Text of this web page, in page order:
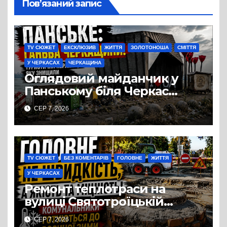
Пов’язаний запис
TV СЮЖЕТ ЕКСКЛЮЗИВ ЖИТТЯ ЗОЛОТОНОША СМІТТЯ
У ЧЕРКАСАХ ЧЕРКАЩИНА
Оглядовий майданчик у
Панському біля Черкас
перетворився на занедбане
сміттєзвалище
СЕР 7, 2026
TV СЮЖЕТ БЕЗ КОМЕНТАРІВ ГОЛОВНЕ ЖИТТЯ
У ЧЕРКАСАХ
Ремонт теплотраси на
вулиці Святотроїцькій
затягнувся порівняно із
СЕР 7, 2026